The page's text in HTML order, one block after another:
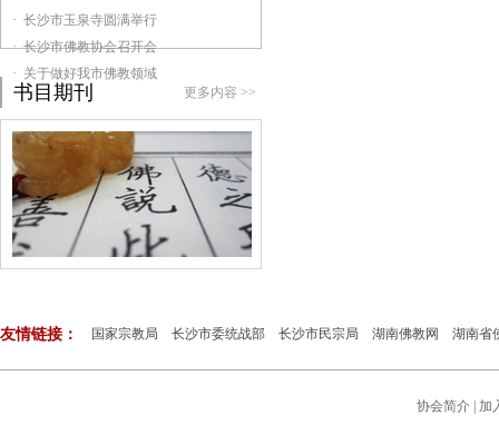
· 长沙市玉泉寺圆满举行
· 长沙市佛教协会召开会
· 关于做好我市佛教领域
书目期刊 更多内容 >>
友情链接： 国家宗教局 长沙市委统战部 长沙市民宗局 湖南佛教网 湖南省
协会简介
加